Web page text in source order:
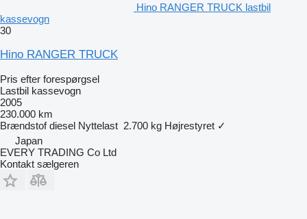
Hino RANGER TRUCK lastbil
kassevogn
30
Hino RANGER TRUCK
Pris efter forespørgsel
Lastbil kassevogn
2005
230.000 km
Brændstof diesel Nyttelast 2.700 kg Højrestyret ✓
Japan
EVERY TRADING Co Ltd
Kontakt sælgeren